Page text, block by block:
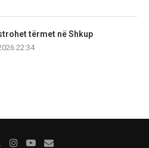
tërmet në Shkup
22:34